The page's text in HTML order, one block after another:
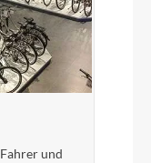
und